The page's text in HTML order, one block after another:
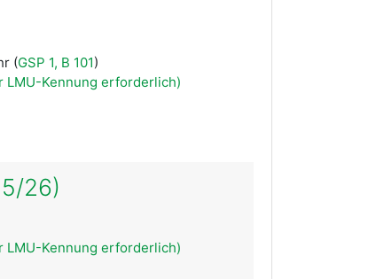
(GSP 1, B 101)
LMU-Kennung erforderlich)
26)
LMU-Kennung erforderlich)